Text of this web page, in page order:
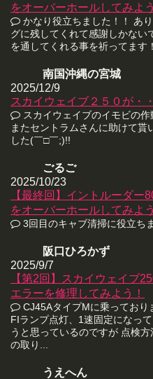
をオーバーホールしてみよ
かなり役立ちました！！ あ
グに残してくれて感謝しかない
を通してくれる事を祈ってます！
南国沖縄の宮城
2025/12/9
スカイウェイブ２５０が・
スカイウェイブのイモビの
またセントラムさんに助けて貰
した(￣□￣;)!!
ごるご
2025/10/23
【最終回】イントルーダー
をオーバーホールしてみよ
3回目のキャブ清掃に役立ち
阪口ひろかず
2025/9/7
【第2回】スカイウェイブ
エラーを修理してみよう！
CJ45AタイプMに乗ってお
FIランプ点灯、1速固定になっ
うと思っているのですが 点検
の取り...
うえへん